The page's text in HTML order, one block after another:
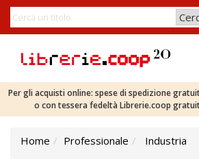
Per gli acquisti online: spese di spedizione
o con tessera fedeltà Librerie.coop
Home Professionale
Industria